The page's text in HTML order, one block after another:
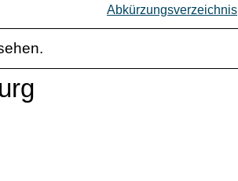
Abkürzungsverzeichnis